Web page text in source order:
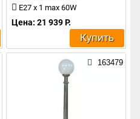
E27 x 1 max 60W
Цена: 21 939 Р.
Купить
163479